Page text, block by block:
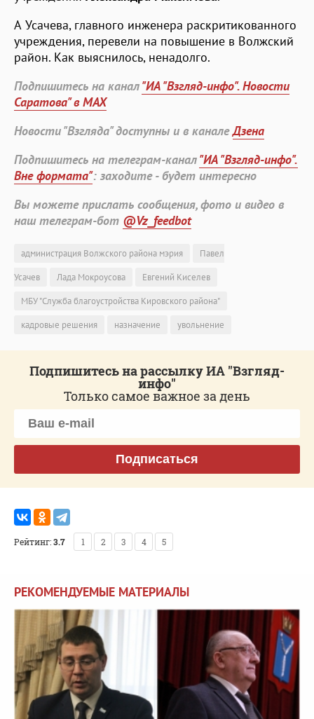
А Усачева, главного инженера раскритикованного
учреждения, перевели на повышение в Волжский
район. Как выяснилось, ненадолго.
Подпишитесь на канал"ИА "Взгляд-инфо". Новости
Саратова" в MAX
Новости "Взгляда" доступны и в каналеДзена
Подпишитесь на телеграм-канал"ИА "Взгляд-инфо".
Вне формата": заходите - будет интересно
Вы можете прислать сообщения, фото и видео в
наш телеграм-бот @Vz_feedbot
администрация Волжского района мэрия
Павел
Усачев
Лада Мокроусова
Евгений Киселев
МБУ "Служба благоустройства Кировского района"
кадровые решения
назначение увольнение
Подпишитесь на рассылку ИА "Взгляд-
инфо"
Только самое важное за день
Подписаться
Рейтинг:3.7 1 2 3 4 5
РЕКОМЕНДУЕМЫЕ МАТЕРИАЛЫ